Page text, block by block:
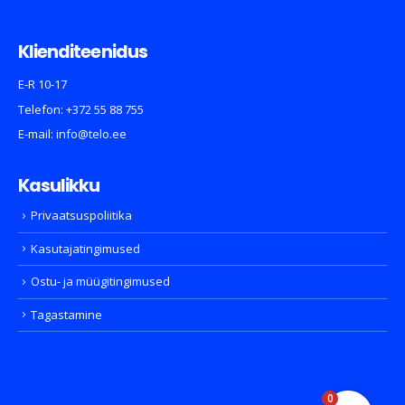
Klienditeenidus
E-R 10-17
Telefon: +372 55 88 755
E-mail: info@telo.ee
Kasulikku
Privaatsuspoliitika
Kasutajatingimused
Ostu- ja müügitingimused
Tagastamine
0